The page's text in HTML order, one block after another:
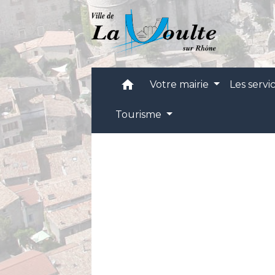
home Votre mairie Les
Tourisme